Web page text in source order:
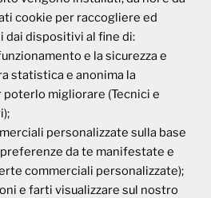
cookie per raccogliere ed
dai dispositivi al fine di:
e la sicurezza e
statistica e anonima la
migliorare (Tecnici e
personalizzate sulla base
da te manifestate e
commerciali personalizzate);
e farti visualizzare sul nostro